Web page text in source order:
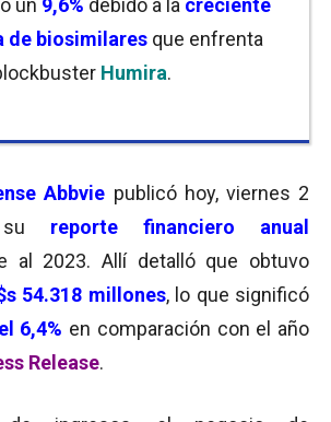
un 9,6% debido a la creciente
de biosimilares que enfrenta
Humira.
Abbvie publicó hoy, viernes 2
su reporte financiero anual
al 2023. Allí detalló que obtuvo
54.318 millones, lo que significó
6,4% en comparación con el año
Release.